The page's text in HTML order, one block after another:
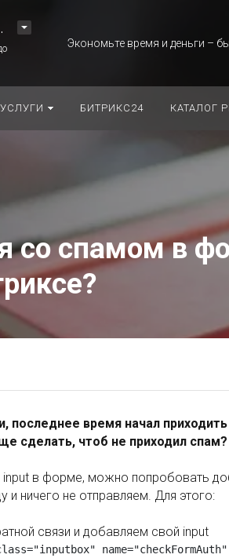
48
Экономьте время и деньги –
УСЛУГИ БИТРИКС24 КАТАЛОГ
со спамом в
последнее время начал
сделать, чтоб не приходил спам?
в форме, можно попробовать
и ничего не отправляем. Для этого:
связи и добавляем свой input